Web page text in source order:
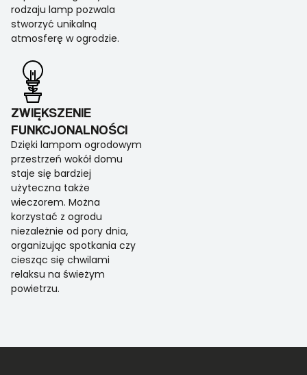
rodzaju lamp pozwala
stworzyć unikalną
atmosferę w ogrodzie.
ZWIĘKSZENIE
FUNKCJONALNOŚCI
Dzięki lampom ogrodowym
przestrzeń wokół domu
staje się bardziej
użyteczna także
wieczorem. Można
korzystać z ogrodu
niezależnie od pory dnia,
organizując spotkania czy
ciesząc się chwilami
relaksu na świeżym
powietrzu.